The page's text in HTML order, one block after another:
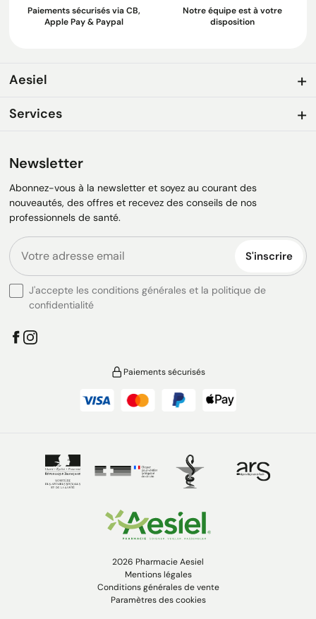
Paiements sécurisés via CB,
Apple Pay & Paypal
Notre équipe est à votre
disposition
Aesiel
Services
Newsletter
Abonnez-vous à la newsletter et soyez au courant des
nouveautés, des offres et recevez des conseils de nos
professionnels de santé.
S'inscrire
J'accepte les conditions générales et la politique de
confidentialité
Paiements sécurisés
2026 Pharmacie Aesiel
Mentions légales
Conditions générales de vente
Paramètres des cookies